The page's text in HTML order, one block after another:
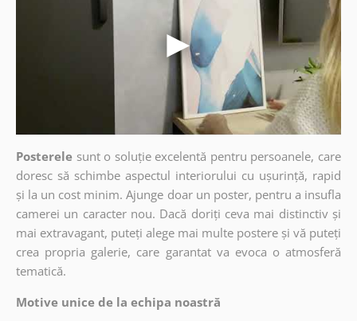
Posterele sunt o soluție excelentă pentru persoanele, care
doresc să schimbe aspectul interiorului cu ușurință, rapid
și la un cost minim. Ajunge doar un poster, pentru a insufla
camerei un caracter nou. Dacă doriți ceva mai distinctiv și
mai extravagant, puteți alege mai multe postere și vă puteți
crea propria galerie, care garantat va evoca o atmosferă
tematică.
Motive unice de la echipa noastră